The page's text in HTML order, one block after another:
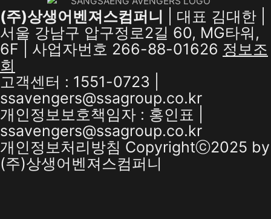
(주)상생어벤져스컴퍼니 | 대표 김대한 |
서울 강남구 압구정로2길 60, MG타워,
6F | 사업자번호 266-88-01626 정보조
회
고객센터 : 1551-0723 |
ssavengers@ssagroup.co.kr
개인정보보호책임자 : 홍인표 |
ssavengers@ssagroup.co.kr
개인정보처리방침 Copyrightⓒ2025 by
(주)상생어벤져스컴퍼니